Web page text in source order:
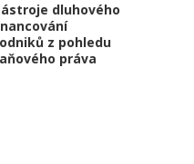
dluhového
z pohledu
práva